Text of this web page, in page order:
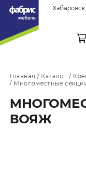
Хабаровск
Главная / Каталог /
/ Многоместные
ВОЯЖ